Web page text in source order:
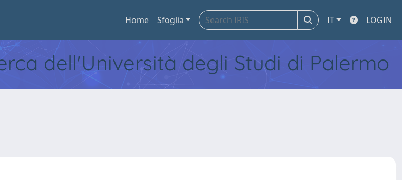
Home Sfoglia IT LOGIN
dell'Università degli Studi di Palermo